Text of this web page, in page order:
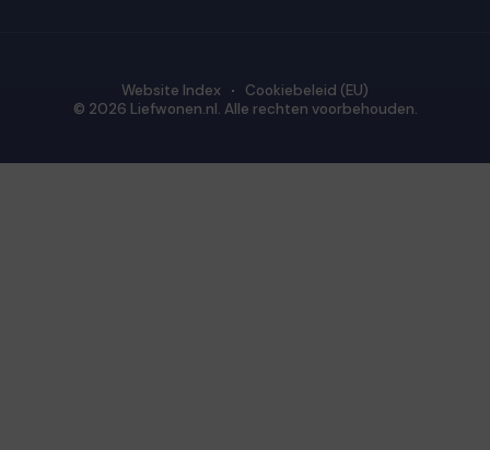
© 2026 Liefwonen.nl. Alle rechten voorbehouden.
Website Index Cookiebeleid (EU)